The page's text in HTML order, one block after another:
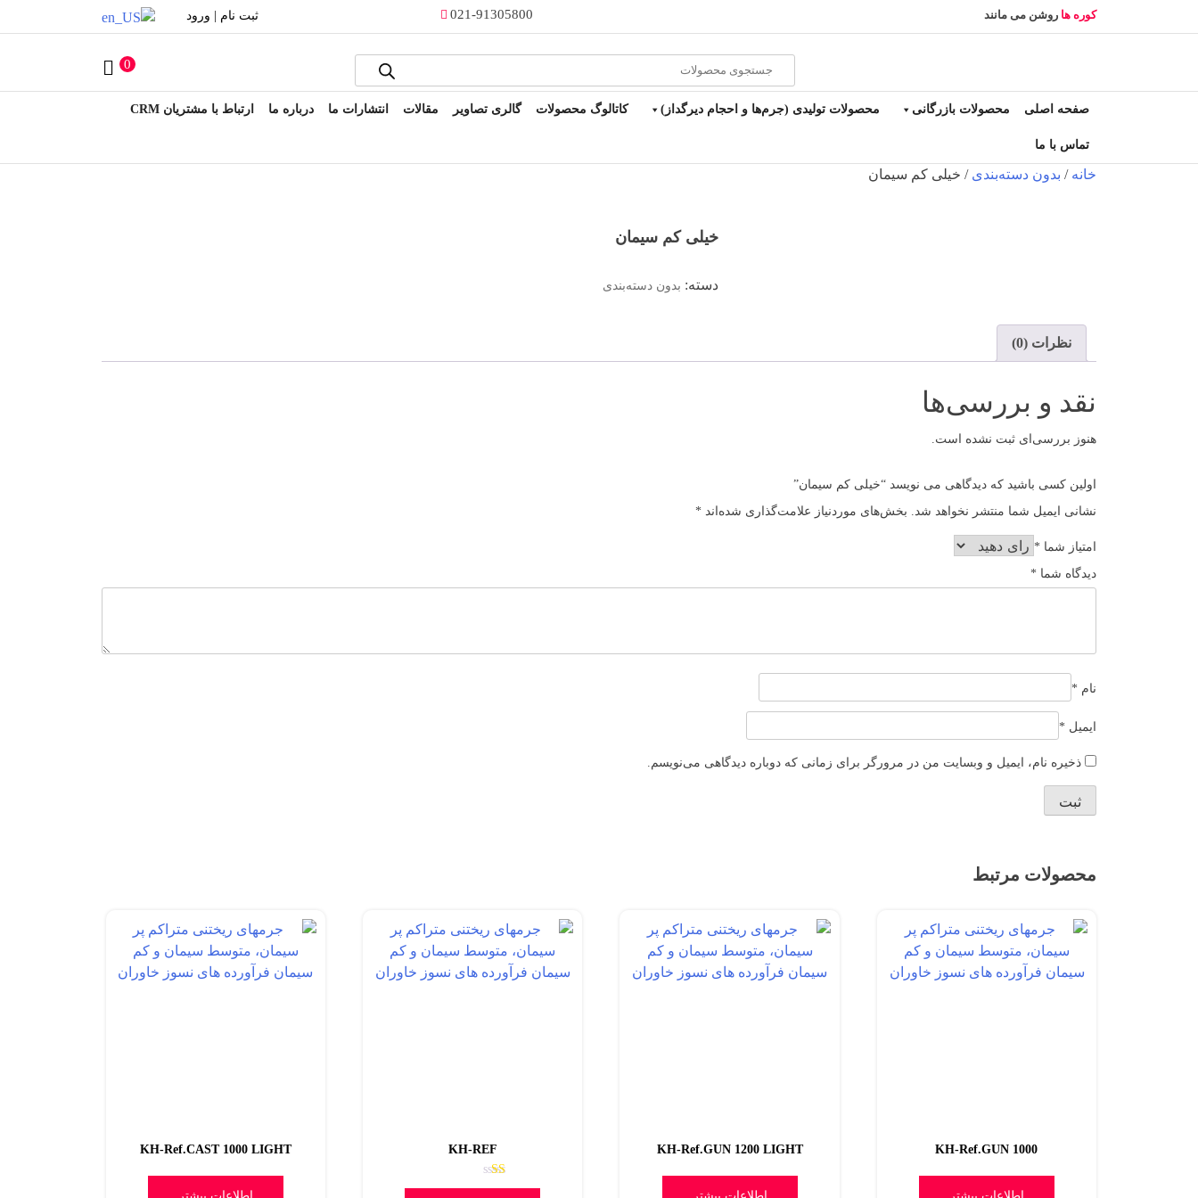
to
کوره ها روشن می مانند 021-91305800 ثبت نام | ورود
Products
search
0
صفحه اصلی محصولات بازرگانی محصولات تولیدی (جرم‌ها و احجام دیرگداز) کاتالوگ محصولات گالری تصاویر مقالات انتشارات ما درباره ما ارتباط با مشتریان CRM
تماس با ما
خانه / بدون دسته‌بندی / خیلی کم سیمان
خیلی کم سیمان
دسته: بدون دسته‌بندی
نظرات (0)
نقد و بررسی‌ها
هنوز بررسی‌ای ثبت نشده است.
اولین کسی باشید که دیدگاهی می نویسد “خیلی کم سیمان”
نشانی ایمیل شما منتشر نخواهد شد.
بخش‌های موردنیاز علامت‌گذاری شده‌اند *
امتیاز شما *
دیدگاه شما *
نام *
ایمیل *
ذخیره نام، ایمیل و وبسایت من در مرورگر برای زمانی که دوباره دیدگاهی می‌نویسم.
محصولات مرتبط
KH-Ref.GUN 1000
KH-Ref.GUN 1200 LIGHT
KH-REF
امتیاز
KH-Ref.CAST 1000 LIGHT